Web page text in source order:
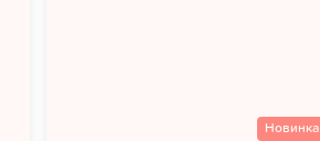
Новинка